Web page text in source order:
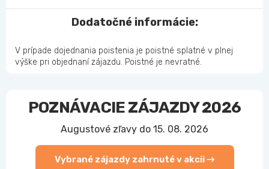
Dodatočné informácie:
V prípade dojednania poistenia je poistné splatné v plnej
výške pri objednaní zájazdu. Poistné je nevratné.
POZNÁVACIE ZÁJAZDY 2026
Augustové zľavy do 15. 08. 2026
Vybrané zájazdy zahrnuté v akcii →